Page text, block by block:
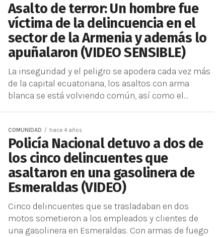
Asalto de terror: Un hombre fue
víctima de la delincuencia en el
sector de la Armenia y además lo
apuñalaron (VIDEO SENSIBLE)
La inseguridad y el peligro se apodera cada vez más
de la capital ecuatoriana, los asaltos con arma
blanca se está volviendo común, así como el...
COMUNIDAD hace 4 años
Policía Nacional detuvo a dos de
los cinco delincuentes que
asaltaron en una gasolinera de
Esmeraldas (VIDEO)
Cinco delincuentes que se trasladaban en dos
motos sometieron a los empleados y clientes de
una gasolinera en Esmeraldas. Con armas de fuego